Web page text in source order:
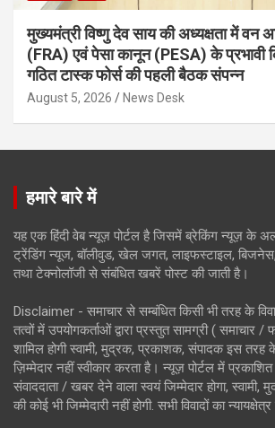
मुख्यमंत्री विष्णु देव साय की अध्यक्षता में वन
(FRA) एवं पेसा कानून (PESA) के प्रभावी
गठित टास्क फोर्स की पहली बैठक संपन्न
August 5, 2026 News Desk
हमारे बारे में
यह एक हिंदी वेब न्यूज़ पोर्टल है जिसमें ब्रेकिंग न्यूज़ के
ट्रेंडिंग न्यूज, बॉलीवुड, खेल जगत, लाइफस्टाइल, बिजनेस,
तथा टेक्नोलॉजी से संबंधित खबरें पोस्ट की जाती है।
Disclaimer - समाचार से सम्बंधित किसी भी तरह के
तत्वों में उपयोगकर्ताओं द्वारा प्रस्तुत सामग्री ( समाचार /
शामिल होगी स्वामी, मुद्रक, प्रकाशक, संपादक इस तरह
ज़िम्मेदार नहीं स्वीकार करता है। न्यूज़ पोर्टल में
संवाददाता / खबर देने वाला स्वयं जिम्मेदार होगा,
की कोई भी जिम्मेदारी नहीं होगी. सभी विवादों का न्यायक्षेत्र